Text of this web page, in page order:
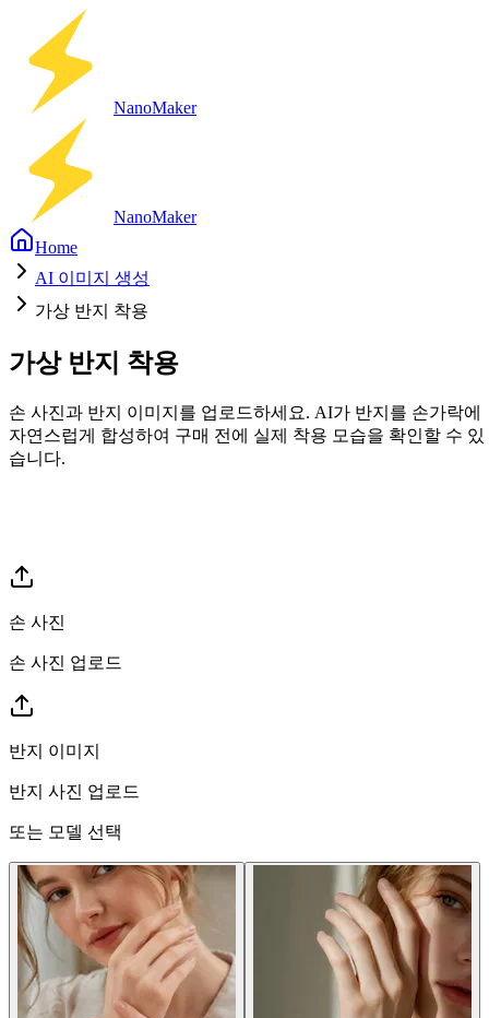
NanoMaker
NanoMaker
Home
AI 이미지 생성
가상 반지 착용
가상 반지 착용
손 사진과 반지 이미지를 업로드하세요. AI가 반지를 손가락에
자연스럽게 합성하여 구매 전에 실제 착용 모습을 확인할 수 있
습니다.
손 사진
손 사진 업로드
반지 이미지
반지 사진 업로드
또는 모델 선택